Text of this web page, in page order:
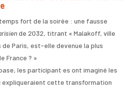
fort de la soirée : une fausse
de 2032, titrant « Malakoff, ville
Paris, est-elle devenue la plus
France ? »
les participant·es ont imaginé les
expliqueraient cette transformation